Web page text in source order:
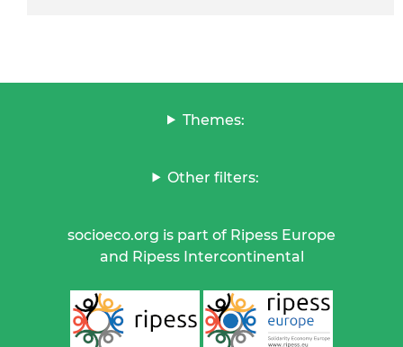
Themes:
Other filters:
socioeco.org is part of Ripess Europe
and Ripess Intercontinental